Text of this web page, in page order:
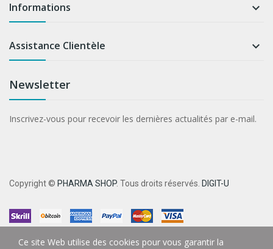
Informations 
Assistance Clientèle 
Newsletter
Inscrivez-vous pour recevoir les dernières actualités par e-mail.
Copyright © PHARMA SHOP. Tous droits réservés. DIGIT-U
Ce site Web utilise des cookies pour vous garantir la